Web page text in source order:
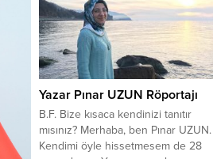
Yazar Pınar UZUN Röportajı
B.F. Bize kısaca kendinizi tanıtır
mısınız? Merhaba, ben Pınar UZUN.
Kendimi öyle hissetmesem de 28